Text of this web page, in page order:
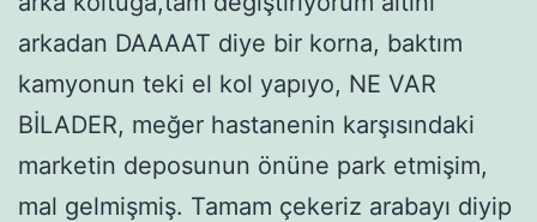
arkadan DAAAAT diye bir korna, baktım
kamyonun teki el kol yapıyo, NE VAR
BİLADER, meğer hastanenin karşısındaki
marketin deposunun önüne park etmişim,
mal gelmişmiş. Tamam çekeriz arabayı diyip